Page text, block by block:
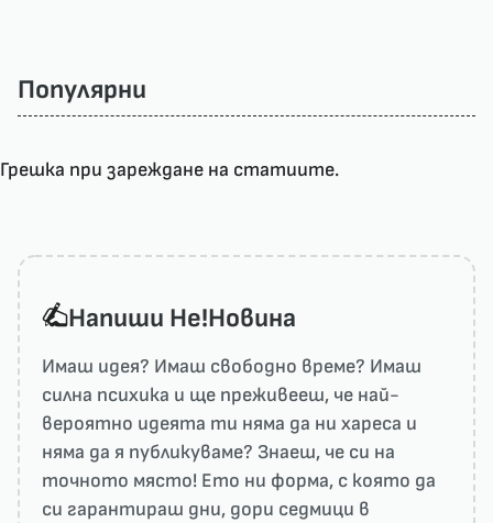
Популярни
Грешка при зареждане на статиите.
Напиши He!Новина
Имаш идея? Имаш свободно време? Имаш
силна психика и ще преживееш, че най-
вероятно идеята ти няма да ни харесa и
няма да я публикуваме? Знаеш, че си на
точното място! Ето ни форма, с която да
си гарантираш дни, дори седмици в